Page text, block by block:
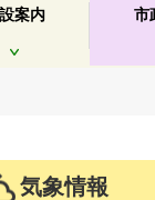
案内 市
気象情報